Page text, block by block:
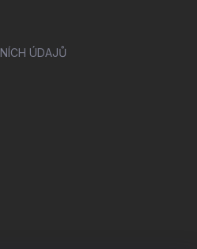
ÚDAJŮ